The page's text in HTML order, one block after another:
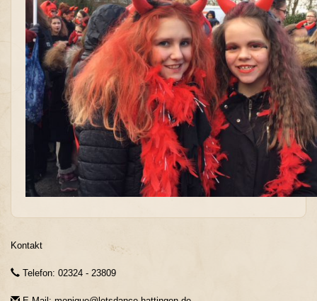
Kontakt
Telefon: 02324 - 23809